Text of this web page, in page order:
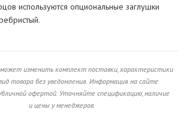
используются опциональные заглушки
изменить комплект поставки, характеристики
товара без уведомления. Информация на сайте
офертой. Уточняйте спецификацию, наличие
и цены у менеджеров.